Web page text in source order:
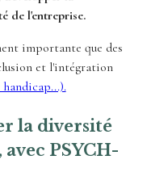
de l'entreprise.
importante que des
et l'intégration
handicap...).
la diversité
PSYCH-